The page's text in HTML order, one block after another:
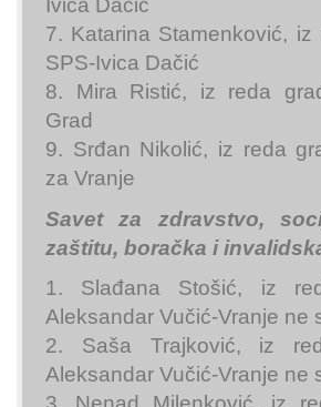
Ivica Dačić
7. Katarina Stamenković, iz
SPS-Ivica Dačić
8. Mira Ristić, iz reda
Grad
9. Srđan Nikolić, iz reda
za Vranje
Savet za zdravstvo,
zaštitu, boračka i
1. Slađana Stošić, iz
Aleksandar Vučić-Vranje ne
2. Saša Trajković, iz
Aleksandar Vučić-Vranje ne